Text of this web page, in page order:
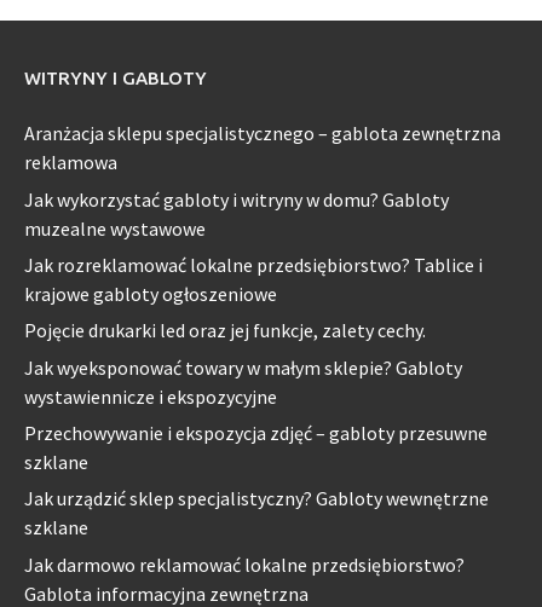
WITRYNY I GABLOTY
Aranżacja sklepu specjalistycznego – gablota zewnętrzna
reklamowa
Jak wykorzystać gabloty i witryny w domu? Gabloty
muzealne wystawowe
Jak rozreklamować lokalne przedsiębiorstwo? Tablice i
krajowe gabloty ogłoszeniowe
Pojęcie drukarki led oraz jej funkcje, zalety cechy.
Jak wyeksponować towary w małym sklepie? Gabloty
wystawiennicze i ekspozycyjne
Przechowywanie i ekspozycja zdjęć – gabloty przesuwne
szklane
Jak urządzić sklep specjalistyczny? Gabloty wewnętrzne
szklane
Jak darmowo reklamować lokalne przedsiębiorstwo?
Gablota informacyjna zewnętrzna